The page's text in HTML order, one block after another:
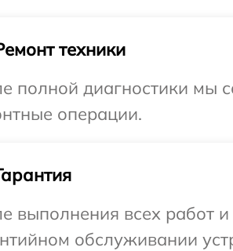
техники
полной диагностики мы
операции.
выполнения всех работ
обслуживании